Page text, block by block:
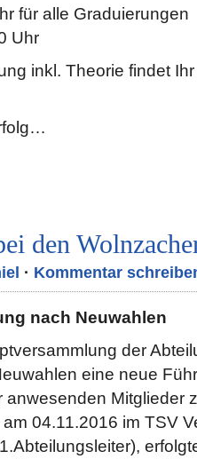
für alle Graduierungen
Uhr
inkl. Theorie findet
den
· Kommentar
nach Neuwahlen
der
eine neue
Mitglieder
04.11.2016 im TSV